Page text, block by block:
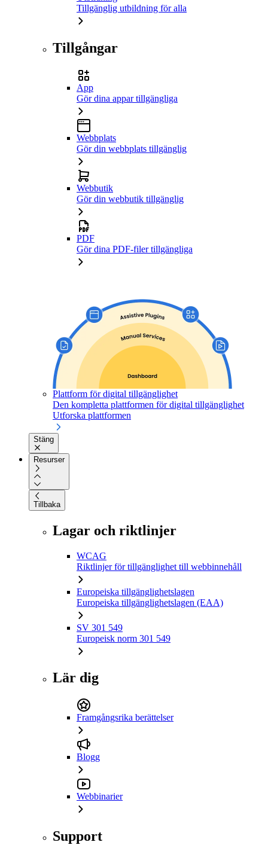
Tillgänglig utbildning för alla
Tillgångar
App
Gör dina appar tillgängliga
Webbplats
Gör din webbplats tillgänglig
Webbutik
Gör din webbutik tillgänglig
PDF
Gör dina PDF-filer tillgängliga
Plattform för digital tillgänglighet
Den kompletta plattformen för digital tillgänglighet
Utforska plattformen
Stäng
Resurser
Tillbaka
Lagar och riktlinjer
WCAG
Riktlinjer för tillgänglighet till webbinnehåll
Europeiska tillgänglighetslagen
Europeiska tillgänglighetslagen (EAA)
SV 301 549
Europeisk norm 301 549
Lär dig
Framgångsrika berättelser
Blogg
Webbinarier
Support